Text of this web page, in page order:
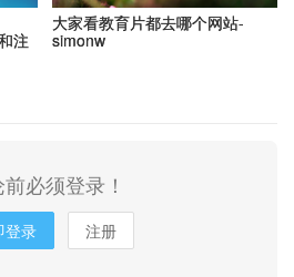
注
大家看教育片都去哪个网站-
simonw
必须登录！
登录 注册